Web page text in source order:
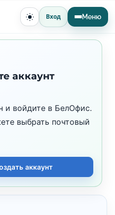
П
е
ч
и
т
е
м
Вход Меню
аккаунт
и войдите в БелОфис.
выбрать почтовый
аккаунт